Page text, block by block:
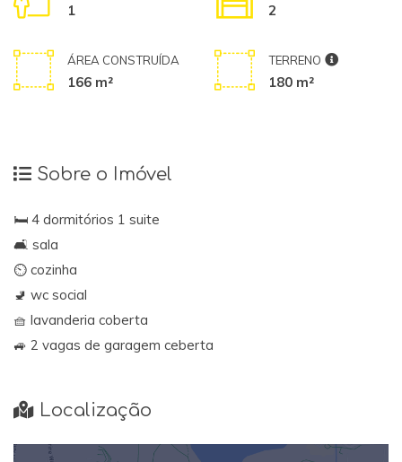
1 2
ÁREA CONSTRUÍDA
166 m²
TERRENO
180 m²
Sobre o Imóvel
🛏 4 dormitórios 1 suite
🛋 sala
⏲ cozinha
🚽 wc social
🧺 lavanderia coberta
🚙 2 vagas de garagem ceberta
Localização